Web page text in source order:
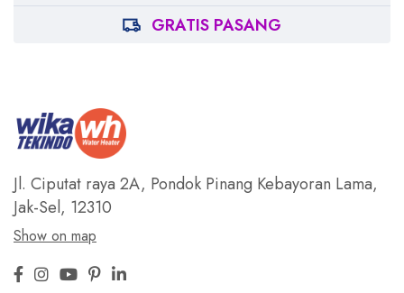
GRATIS PASANG
Jl. Ciputat raya 2A, Pondok Pinang Kebayoran Lama,
Jak-Sel, 12310
Show on map